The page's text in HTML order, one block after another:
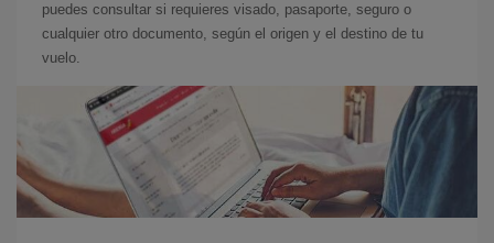
puedes consultar si requieres visado, pasaporte, seguro o
cualquier otro documento, según el origen y el destino de tu
vuelo.